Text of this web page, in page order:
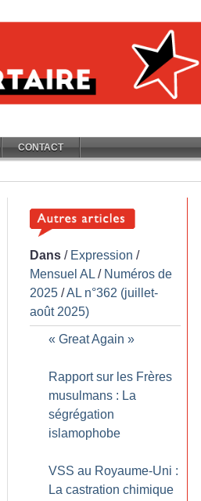
CONTACT
Dans / Expression /
Mensuel AL / Numéros de
2025 /AL n°362 (juillet-
août 2025)
« Great Again »
Rapport sur les Frères
musulmans : La
ségrégation
islamophobe
VSS au Royaume-Uni :
La castration chimique